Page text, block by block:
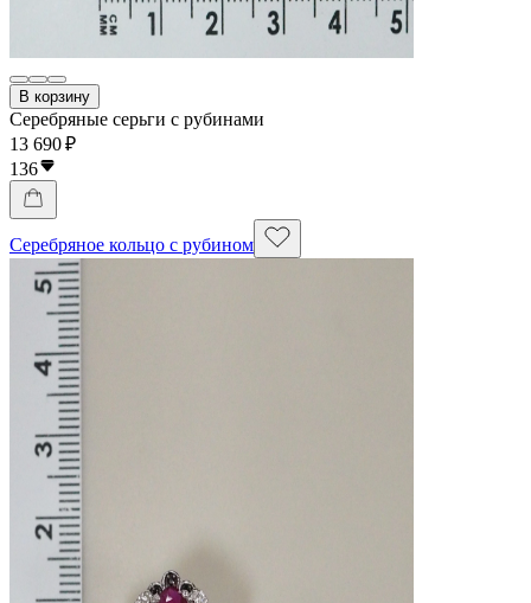
В корзину
Серебряные серьги с рубинами
13 690 ₽
136
Серебряное кольцо с рубином